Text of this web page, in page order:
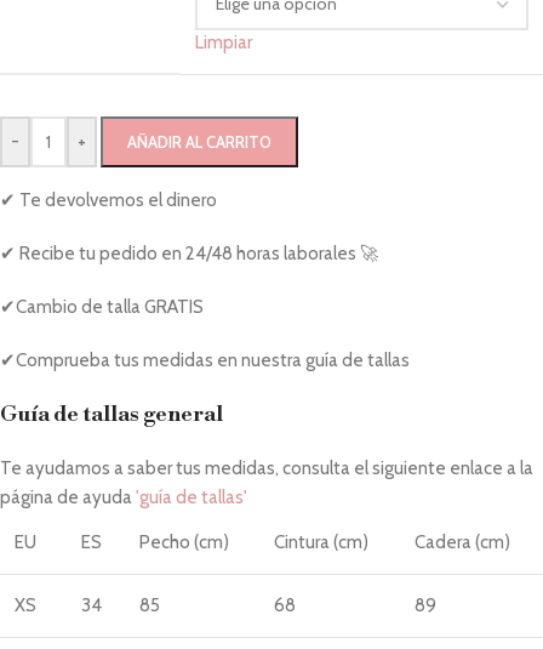
Limpiar
- + AÑADIR AL CARRITO
✔ Te devolvemos el dinero
✔ Recibe tu pedido en 24/48 horas laborales 🚀
✔Cambio de talla GRATIS
✔Comprueba tus medidas en nuestra guía de tallas
Guía de tallas general
Te ayudamos a saber tus medidas, consulta el siguiente enlace a la
página de ayuda'guía de tallas'
EU ES Pecho (cm) Cintura (cm) Cadera (cm)
XS 34 85 68 89